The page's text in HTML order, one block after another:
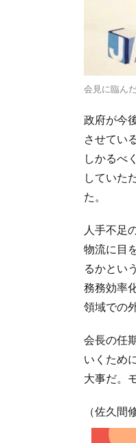
会見に臨ん
政府が今
させてい
しかるべ
していた
た。
人手不足
物流に目
るかとい
務務効率
領域での
会長の任
いくため
大事だ。
（佐久間